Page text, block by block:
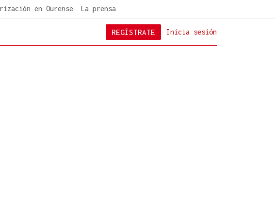
en Ourense La prensa
Inicia sesión
REGÍSTRATE